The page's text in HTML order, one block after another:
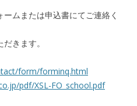
ムまたは申込書にてご連絡く
きます。
form/forminq.html
pdf/XSL-FO_school.pdf